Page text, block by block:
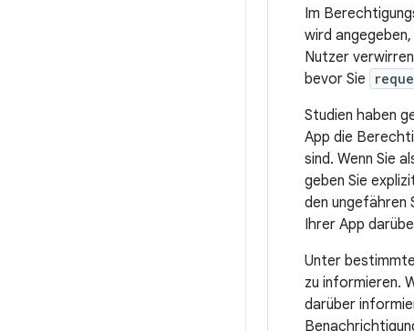
Im
wird
Nutzer
bevor Sie
Studien haben
App die
sind. Wenn Sie
geben Sie
den ungefähren
Ihrer App
Unter
zu informieren.
darüber